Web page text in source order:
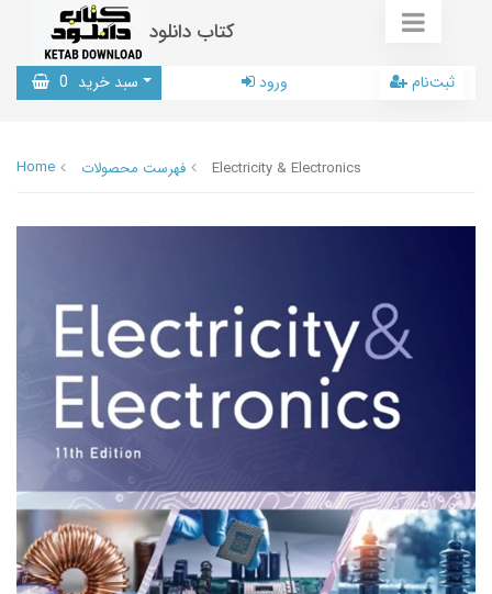
کتاب دانلود
سبد خرید 0 ورود ثبت‌نام
Home فهرست محصولات Electricity & Electronics